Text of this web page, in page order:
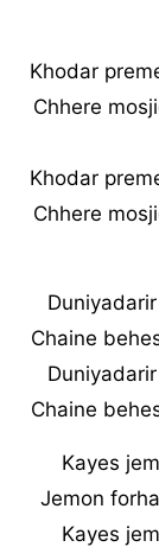
Khodar
Chhere
Khodar
Chhere
Chaine
Chaine
Kayes
Jemon
Kayes